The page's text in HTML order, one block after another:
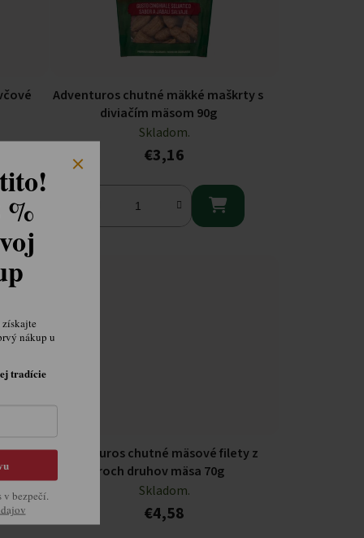
Adventuros chutné mäkké maškrty s
diviačím mäsom 90g
Skladom.
€3,16

psov
Adventuros chutné mäsové filety z
troch druhov mäsa 70g
Skladom.
€4,58
%
nákup u
tradície
v bezpečí.